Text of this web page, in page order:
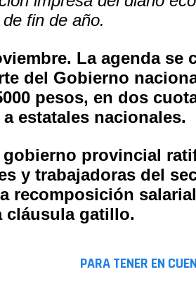
fin de año.
La agenda se
del Gobierno
pesos, en dos
estatales nacionales.
gobierno provincial
y trabajadoras del
recomposición
cláusula gatillo.
PARA TENER EN